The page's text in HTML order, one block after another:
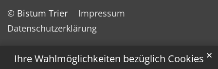
Ihre Wahlmöglichkeiten bezüglich Cookies ✕
© Bistum Trier
Impressum
Datenschutzerklärung